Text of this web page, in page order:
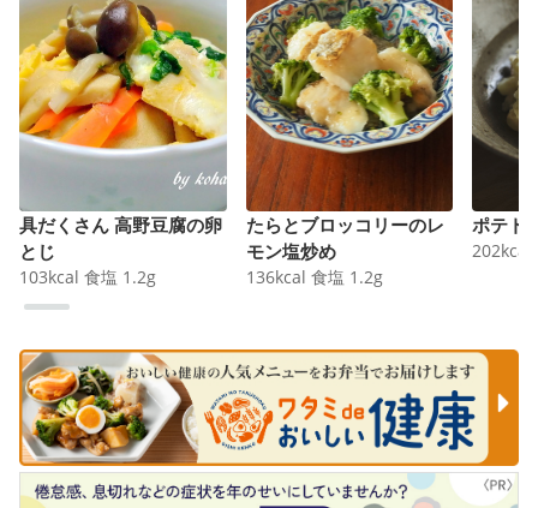
具だくさん 高野豆腐の卵
とじ
103kcal 食塩 1.2g
たらとブロッコリーのレ
モン塩炒め
136kcal 食塩 1.2g
ポテト
202kcal